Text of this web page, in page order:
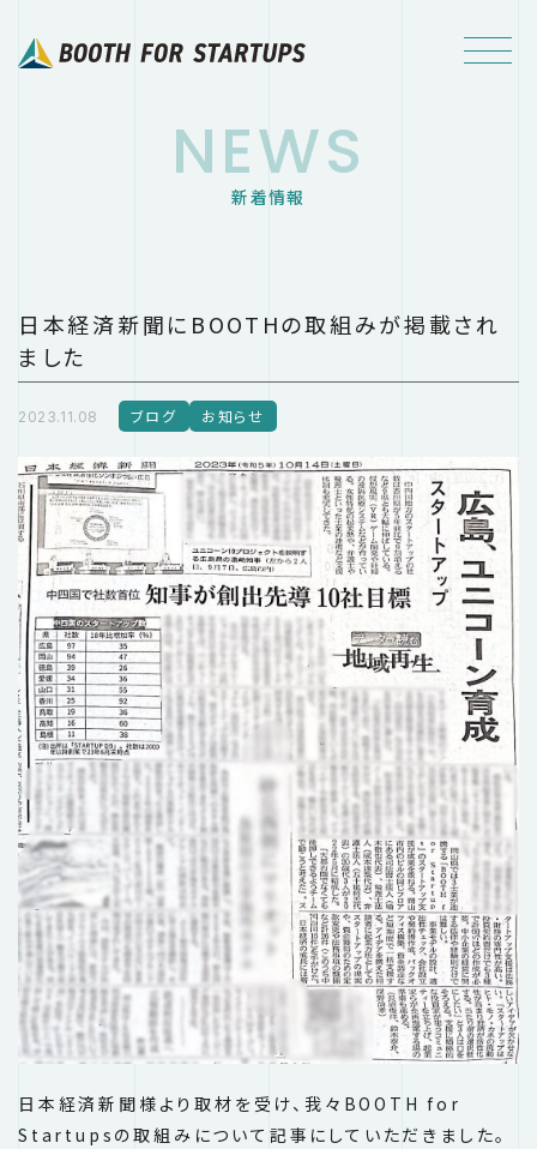
NEWS
新着情報
日本経済新聞にBOOTHの取組みが掲載され
ました
2023.11.08 ブログ お知らせ
日本経済新聞様より取材を受け、我々BOOTH for
Startupsの取組みについて記事にしていただきました。